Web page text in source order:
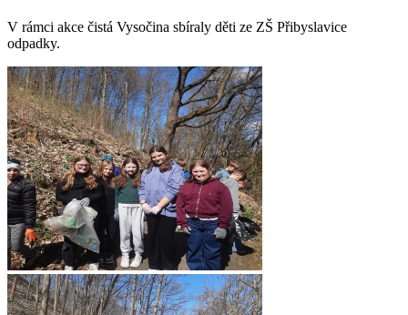
V rámci akce čistá Vysočina sbíraly děti ze ZŠ Přibyslavice
odpadky.